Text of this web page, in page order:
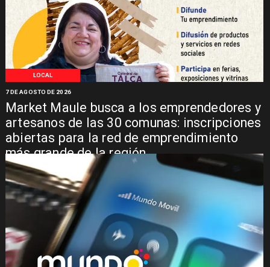
LOCAL
Market Maule busca a los emprendedores y
artesanos de las 30 comunas: inscripciones
abiertas para la red de emprendimiento
más grande de la región
7 DE AGOSTO DE 2026